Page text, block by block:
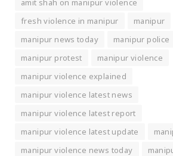
amit shah on manipur violence
fresh violence in manipur
manipur
manipur news today
manipur police
manipur protest
manipur violence
manipur violence explained
manipur violence latest news
manipur violence latest report
manipur violence latest update
manipur violence news today